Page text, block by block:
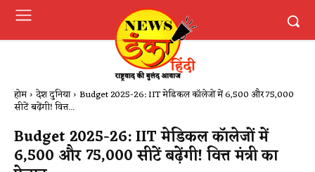
होम देश दुनिया Budget 2025-26: IIT मेडिकल कॉलेजों में 6,500 और 75,000
सीटें बढ़ेंगी! वित्त...
Budget 2025-26: IIT मेडिकल कॉलेजों में
6,500 और 75,000 सीटें बढ़ेंगी! वित्त मंत्री का